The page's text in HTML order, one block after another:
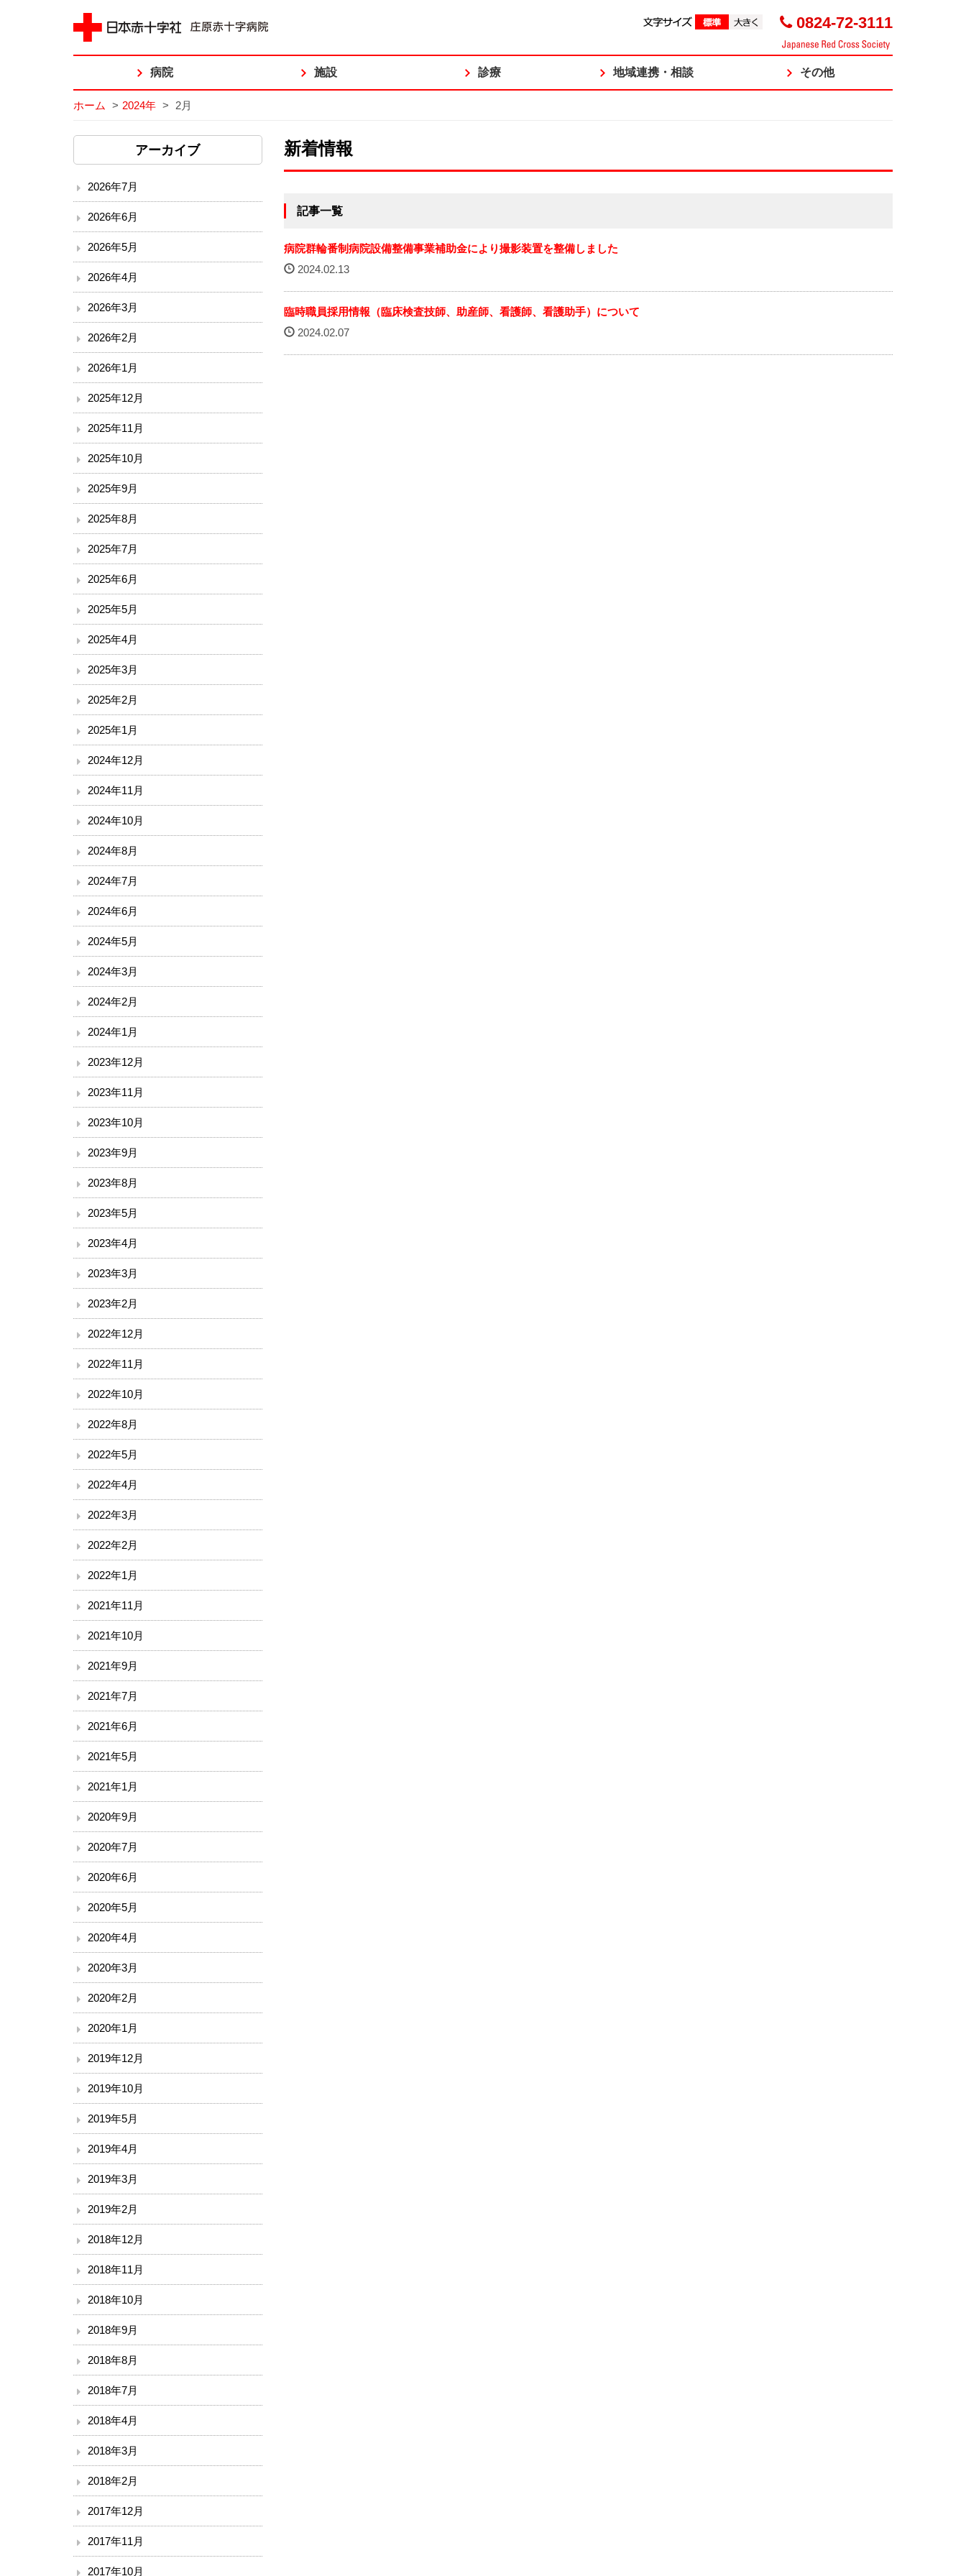
0824-72-3111
病院 施設 診療 地域連携・相談 その他
ホーム > 2024年 > 2月
新着情報
記事一覧
病院群輪番制病院設備整備事業補助金により撮影装置を整備しました
2024.02.13
臨時職員採用情報（臨床検査技師、助産師、看護師、看護助手）について
2024.02.07
アーカイブ
2026年7月
2026年6月
2026年5月
2026年4月
2026年3月
2026年2月
2026年1月
2025年12月
2025年11月
2025年10月
2025年9月
2025年8月
2025年7月
2025年6月
2025年5月
2025年4月
2025年3月
2025年2月
2025年1月
2024年12月
2024年11月
2024年10月
2024年8月
2024年7月
2024年6月
2024年5月
2024年3月
2024年2月
2024年1月
2023年12月
2023年11月
2023年10月
2023年9月
2023年8月
2023年5月
2023年4月
2023年3月
2023年2月
2022年12月
2022年11月
2022年10月
2022年8月
2022年5月
2022年4月
2022年3月
2022年2月
2022年1月
2021年11月
2021年10月
2021年9月
2021年7月
2021年6月
2021年5月
2021年1月
2020年9月
2020年7月
2020年6月
2020年5月
2020年4月
2020年3月
2020年2月
2020年1月
2019年12月
2019年10月
2019年5月
2019年4月
2019年3月
2019年2月
2018年12月
2018年11月
2018年10月
2018年9月
2018年8月
2018年7月
2018年4月
2018年3月
2018年2月
2017年12月
2017年11月
2017年10月